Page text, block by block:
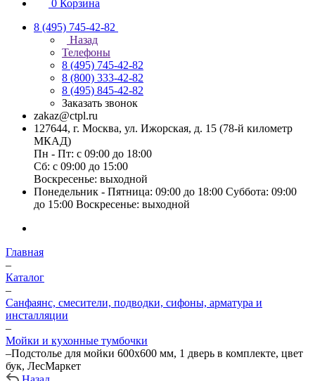
0 Корзина
8 (495) 745-42-82
Назад
Телефоны
8 (495) 745-42-82
8 (800) 333-42-82
8 (495) 845-42-82
Заказать звонок
zakaz@ctpl.ru
127644, г. Москва, ул. Ижорская, д. 15 (78-й километр
МКАД)
Пн - Пт: с 09:00 до 18:00
Сб: с 09:00 до 15:00
Воскресенье: выходной
Понедельник - Пятница: 09:00 до 18:00 Суббота: 09:00
до 15:00 Воскресенье: выходной
Главная
–
Каталог
–
Санфаянс, смесители, подводки, сифоны, арматура и
инсталляции
–
Мойки и кухонные тумбочки
–Подстолье для мойки 600х600 мм, 1 дверь в комплекте, цвет
бук, ЛесМаркет